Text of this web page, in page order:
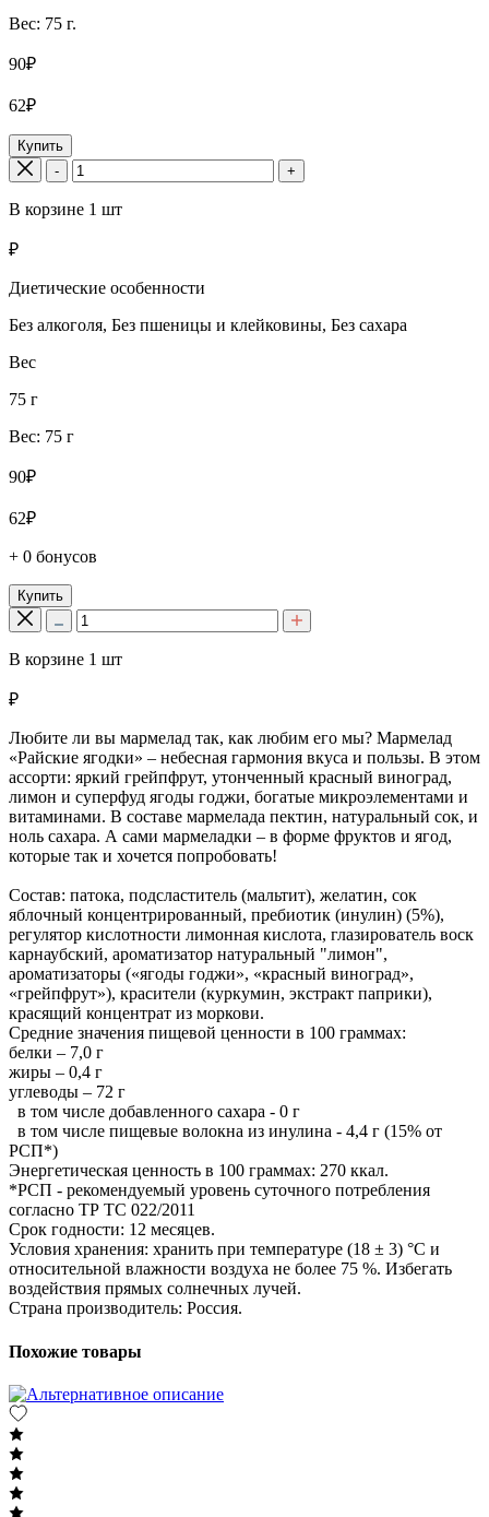
Вес: 75 г.
90₽
62₽
Купить
-
+
В корзине 1 шт
₽
Диетические особенности
Без алкоголя, Без пшеницы и клейковины, Без сахара
Вес
75 г
Вес: 75 г
90₽
62₽
+ 0 бонусов
Купить
В корзине 1 шт
₽
Любите ли вы мармелад так, как любим его мы? Мармелад
«Райские ягодки» – небесная гармония вкуса и пользы. В этом
ассорти: яркий грейпфрут, утонченный красный виноград,
лимон и суперфуд ягоды годжи, богатые микроэлементами и
витаминами. В составе мармелада пектин, натуральный сок, и
ноль сахара. А сами мармеладки – в форме фруктов и ягод,
которые так и хочется попробовать!
Состав: патока, подсластитель (мальтит), желатин, сок
яблочный концентрированный, пребиотик (инулин) (5%),
регулятор кислотности лимонная кислота, глазирователь воск
карнаубский, ароматизатор натуральный "лимон",
ароматизаторы («ягоды годжи», «красный виноград»,
«грейпфрут»), красители (куркумин, экстракт паприки),
красящий концентрат из моркови.
Средние значения пищевой ценности в 100 граммах:
белки – 7,0 г
жиры – 0,4 г
углеводы – 72 г
в том числе добавленного сахара - 0 г
в том числе пищевые волокна из инулина - 4,4 г (15% от
РСП*)
Энергетическая ценность в 100 граммах: 270 ккал.
*РСП - рекомендуемый уровень суточного потребления
согласно ТР ТС 022/2011
Срок годности: 12 месяцев.
Условия хранения: хранить при температуре (18 ± 3) °C и
относительной влажности воздуха не более 75 %. Избегать
воздействия прямых солнечных лучей.
Страна производитель: Россия.
Похожие товары